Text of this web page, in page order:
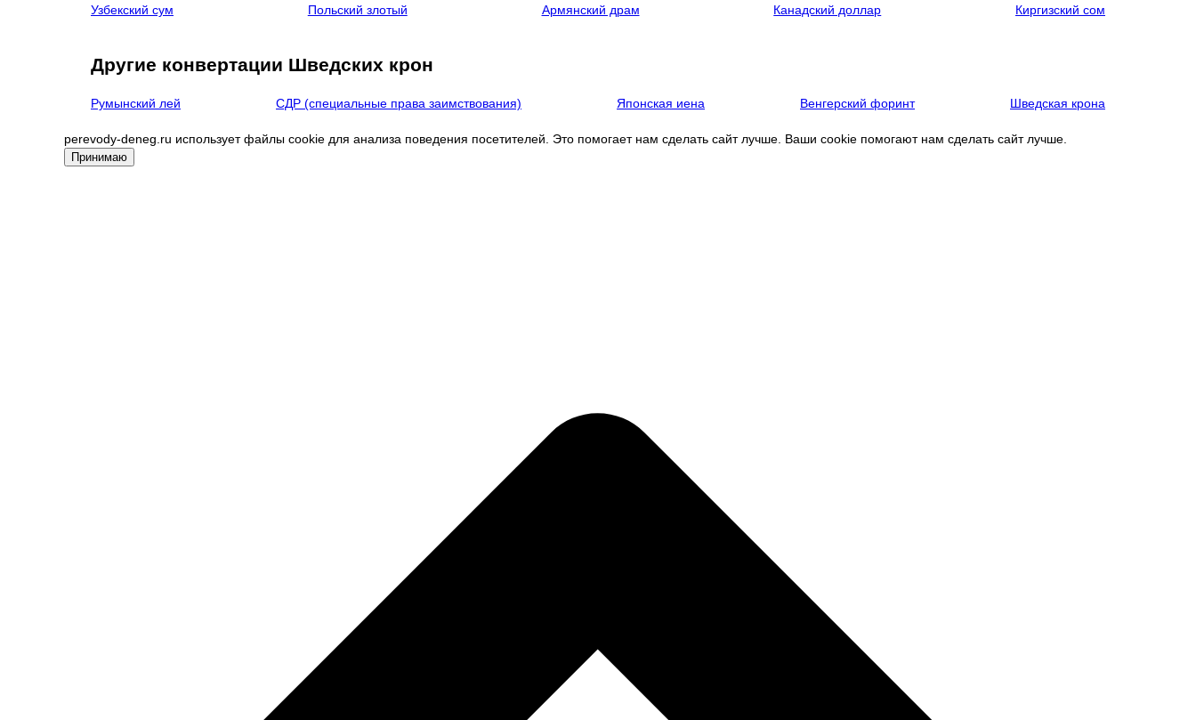
Узбекский сум Польский злотый Армянский драм Канадский доллар Киргизский сом
Другие конвертации Шведских крон
Румынский лей СДР (специальные права заимствования) Японская иена Венгерский форинт Шведская крона
perevody-deneg.ru использует файлы cookie для анализа поведения посетителей. Это помогает нам сделать сайт лучше. Ваши cookie помогают нам сделать сайт лучше.
Принимаю